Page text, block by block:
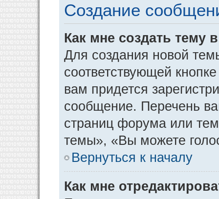
Создание
Как мне создать тему
Для создания новой
соответствующей
вам придется
сообщение. Перечень
страниц форума или
темы», «Вы можете
Вернуться к началу
Как мне